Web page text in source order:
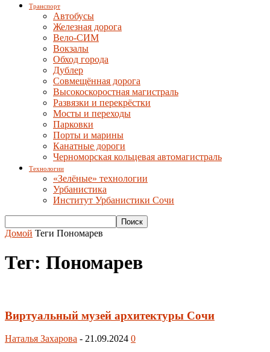
Транспорт
Автобусы
Железная дорога
Вело-СИМ
Вокзалы
Обход города
Дублер
Совмещённая дорога
Высокоскоростная магистраль
Развязки и перекрёстки
Мосты и переходы
Парковки
Порты и марины
Канатные дороги
Черноморская кольцевая автомагистраль
Технологии
«Зелёные» технологии
Урбанистика
Институт Урбанистики Сочи
Домой Теги Пономарев
Тег: Пономарев
Виртуальный музей архитектуры Сочи
Наталья Захарова - 21.09.2024 0